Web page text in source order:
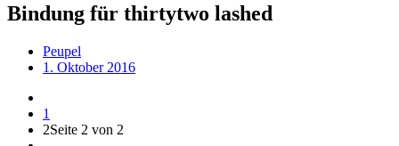
Bindung für thirtytwo lashed
Peupel
1. Oktober 2016
1
2Seite 2 von 2